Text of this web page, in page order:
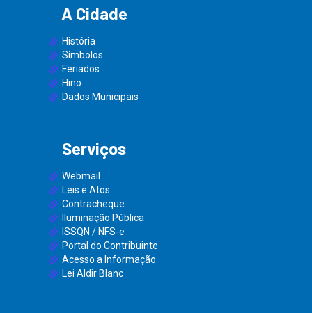
A Cidade
História
Símbolos
Feriados
Hino
Dados Municipais
Serviços
Webmail
Leis e Atos
Contracheque
Iluminação Pública
ISSQN / NFS-e
Portal do Contribuinte
Acesso a Informação
Lei Aldir Blanc